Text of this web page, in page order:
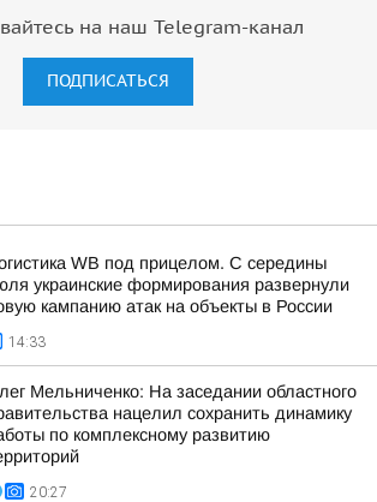
на наш Telegram-канал
ПОДПИСАТЬСЯ
WB под прицелом. С середины
украинские формирования развернули
кампанию атак на объекты в России
14:33
Мельниченко: На заседании областного
нацелил сохранить динамику
по комплексному развитию
20:27